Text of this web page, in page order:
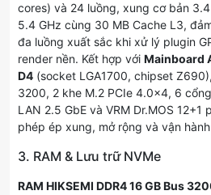
cores) và 24 luồng, xung cơ bản
5.4 GHz cùng 30 MB Cache L3,
đa luồng xuất sắc khi xử lý plugin
render nền. Kết hợp với Mainboard
D4 (socket LGA1700, chipset
3200, 2 khe M.2 PCIe 4.0×4, 6
LAN 2.5 GbE và VRM Dr.MOS 12+1
phép ép xung, mở rộng và vận
3. RAM & Lưu trữ NVMe
RAM HIKSEMI DDR4 16 GB Bus